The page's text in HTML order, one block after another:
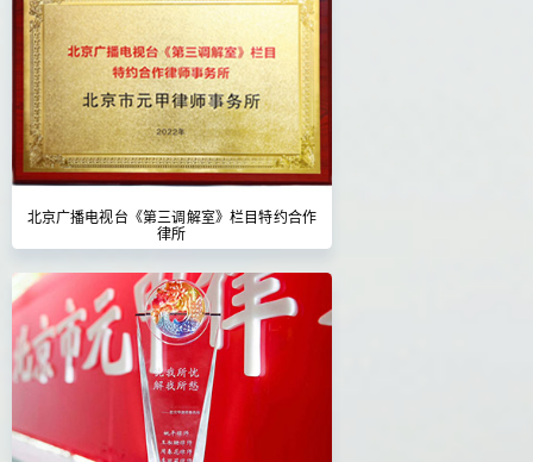
北京广播电视台《第三调解室》栏目特约合作
律所